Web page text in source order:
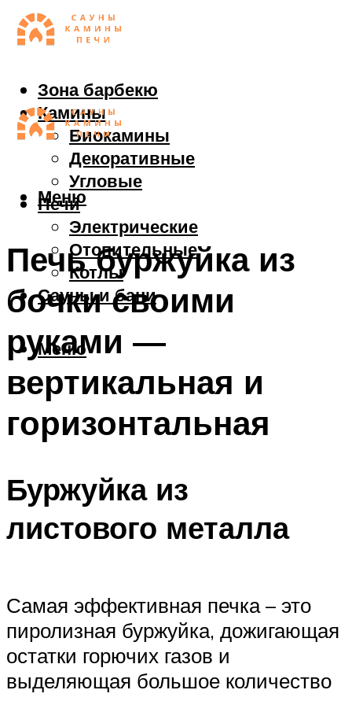
Зона барбекю
Камины
Биокамины
Декоративные
Угловые
Печи
Электрические
Отопительные
Котлы
Сауны и бани
Меню
Меню
Печь буржуйка из
бочки своими
руками —
вертикальная и
горизонтальная
Буржуйка из
листового металла
Самая эффективная печка – это
пиролизная буржуйка, дожигающая
остатки горючих газов и
выделяющая большое количество